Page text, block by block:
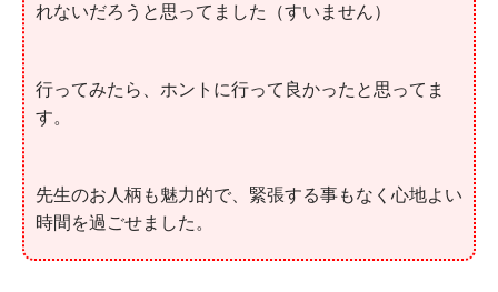
れないだろうと思ってました（すいません）
行ってみたら、ホントに行って良かったと思ってま
す。
先生のお人柄も魅力的で、緊張する事もなく心地よい
時間を過ごせました。